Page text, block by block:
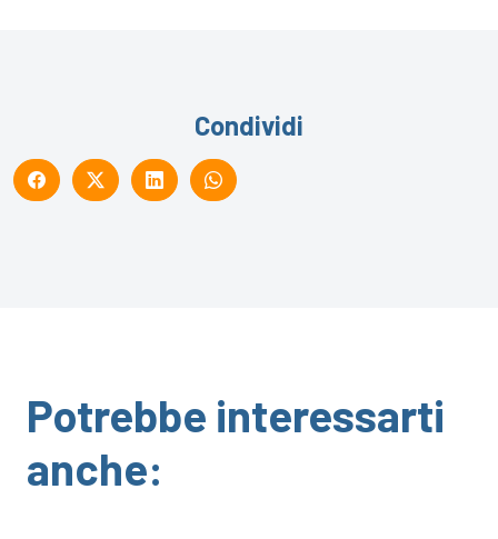
Condividi
Potrebbe interessarti
anche: